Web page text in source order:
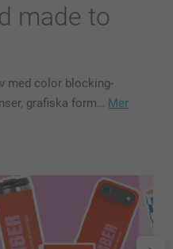
made to
med color blocking-
grafiska form… Mer